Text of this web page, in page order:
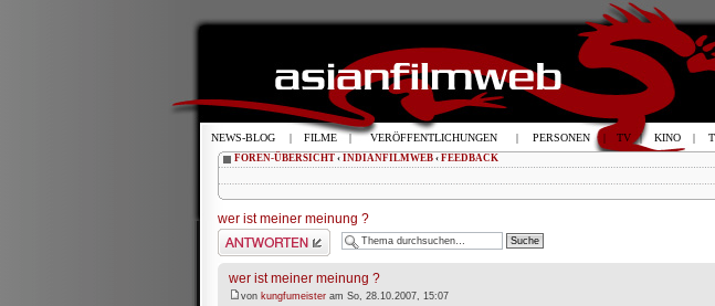
FOREN-ÜBERSICHT ‹ INDIANFILMWEB ‹ FEEDBACK
wer ist meiner meinung ?
Antwort schreiben
wer ist meiner meinung ?
von kungfumeister am So, 28.10.2007, 15:07
NEWS-BLOG | FILME | VERÖFFENTLICHUNGEN | PERSONEN | TV | KINO |